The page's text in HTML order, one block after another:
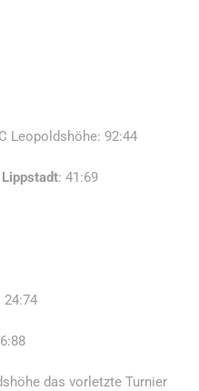
Leopoldshöhe: 92:44
Lippstadt: 41:69
24:74
das vorletzte Turnier